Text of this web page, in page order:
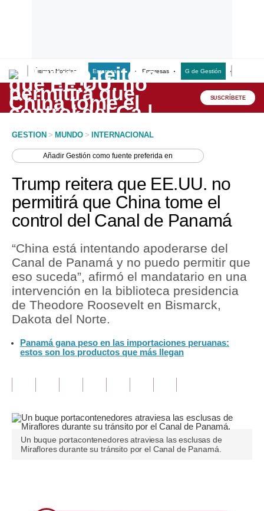
Últimas Noticias Empresas G Empresas G de Gestión
Lo último
Peru Quiosco
Economía
Mercados
Política
Tu Dinero
Finanzas Personales
Plus G
Opinión
Pregunta de hoy
Blogs
SUSCRÍBETE
GESTION > MUNDO > INTERNACIONAL
AñadirGestión como fuente preferida en
Trump reitera que EE.UU. no
permitirá que China tome el
control del Canal de Panamá
“China está intentando apoderarse del
Canal de Panamá y no puedo permitir que
eso suceda”, afirmó el mandatario en una
intervención en la biblioteca presidencia
de Theodore Roosevelt en Bismarck,
Dakota del Norte.
Panamá gana peso en las importaciones peruanas:
estos son los productos que más llegan
Un buque portacontenedores atraviesa las esclusas de
Miraflores durante su tránsito por el Canal de Panamá.